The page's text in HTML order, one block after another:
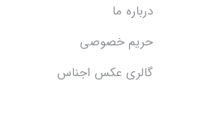
درباره ما
حریم خصوصی
گالری عکس اجناس